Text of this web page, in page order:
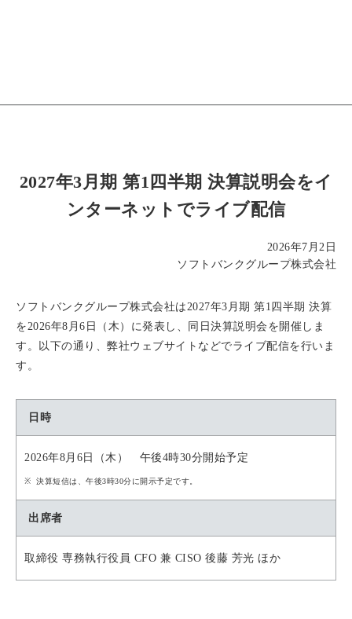
2027年3月期 第1四半期 決算説明会をイ
ンターネットでライブ配信
2026年7月2日
ソフトバンクグループ株式会社
ソフトバンクグループ株式会社は2027年3月期 第1四半期 決算
を2026年8月6日（木）に発表し、同日決算説明会を開催しま
す。以下の通り、弊社ウェブサイトなどでライブ配信を行いま
す。
日時
2026年8月6日（木） 午後4時30分開始予定
決算短信は、午後3時30分に開示予定です。
出席者
取締役 専務執行役員 CFO 兼 CISO 後藤 芳光 ほか